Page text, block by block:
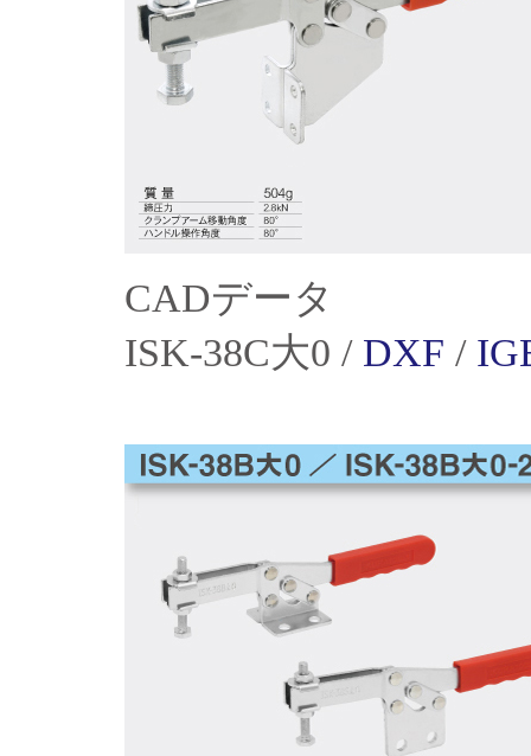
CADデータ
ISK-38C大0 / DXF /